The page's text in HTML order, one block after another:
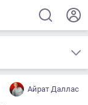
Айрат Даллас